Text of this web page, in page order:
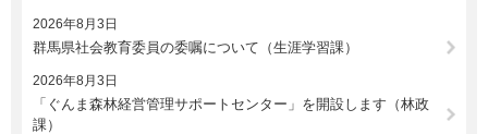
2026年8月3日
群馬県社会教育委員の委嘱について（生涯学習課）
2026年8月3日
「ぐんま森林経営管理サポートセンター」を開設します（林政
課）